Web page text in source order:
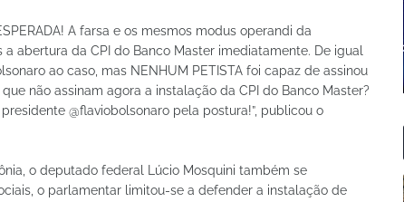
A farsa e os mesmos modus operandi da
abertura da CPI do Banco Master imediatamente. De igual
ao caso, mas NENHUM PETISTA foi capaz de assinou
não assinam agora a instalação da CPI do Banco Master?
@flaviobolsonaro pela postura!”, publicou o
o deputado federal Lúcio Mosquini também se
o parlamentar limitou-se a defender a instalação de